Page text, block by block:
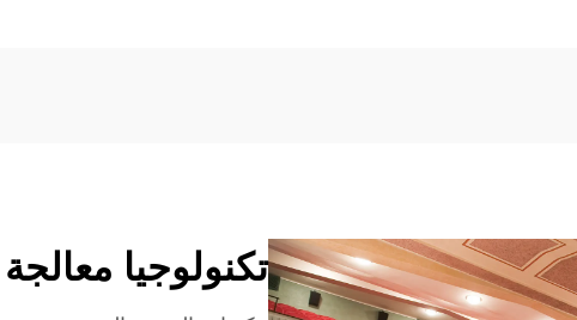
تكنولوجيا